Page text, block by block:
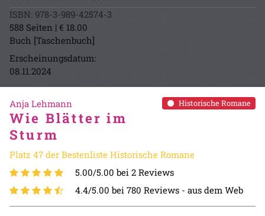
ISBN: 978-3-989-42574-3
588 Seiten | € 18.00
Buch [Taschenbuch]
Erscheinungsdatum:
08.11.2024
Historische Romane
Anja Lehmann
Wie Blätter im
Sturm
Platz 47 der Bestenliste Historische Romane
5.00/5.00 bei 2 Reviews
4.4/5.00 bei 780 Reviews - aus dem Web